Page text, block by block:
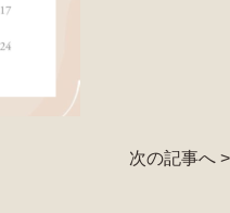
次の記事へ >